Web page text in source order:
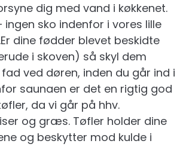
dig med vand i køkkenet.
ingen sko indenfor i vores lille
dine fødder blevet beskidte
i skoven) så skyl dem
ved døren, inden du går ind i
saunaen er det en rigtig god
da vi går på hhv.
og græs. Tøfler holder dine
og beskytter mod kulde i